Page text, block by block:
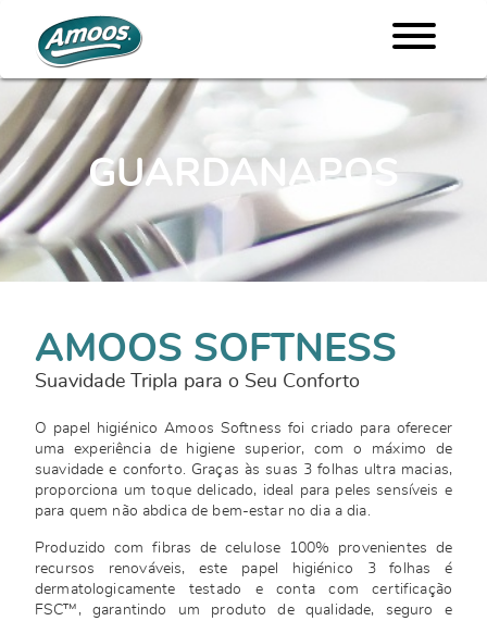
GUARDANAPOS
AMOOS SOFTNESS
Suavidade Tripla para o Seu Conforto
O papel higiénico Amoos Softness foi criado para oferecer
uma experiência de higiene superior, com o máximo de
suavidade e conforto. Graças às suas 3 folhas ultra macias,
proporciona um toque delicado, ideal para peles sensíveis e
para quem não abdica de bem-estar no dia a dia.
Produzido com fibras de celulose 100% provenientes de
recursos renováveis, este papel higiénico 3 folhas é
dermatologicamente testado e conta com certificação
FSC™, garantindo um produto de qualidade, seguro e